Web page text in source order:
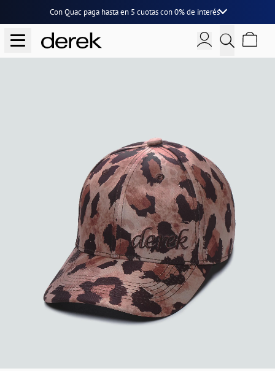
Con Quac paga hasta en 5 cuotascon0% de interés